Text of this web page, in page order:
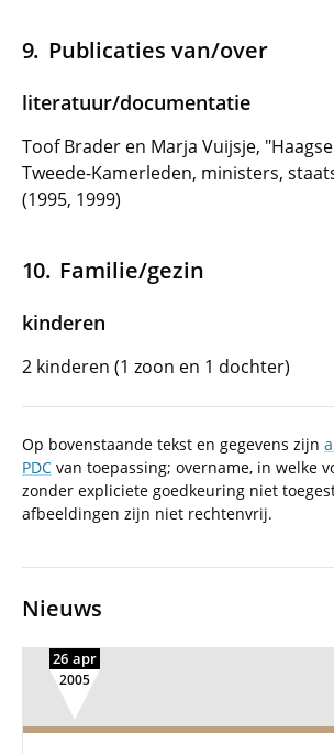
Publicaties van/over
literatuur/documentatie
Toof Brader en Marja Vuijsje,
Tweede-Kamerleden, ministers,
(1995, 1999)
Familie/gezin
kinderen
2 kinderen (1 zoon en 1 dochter)
Op bovenstaande tekst en gegevens zijn
PDC van toepassing; overname, in welke
zonder expliciete goedkeuring niet
afbeeldingen zijn niet rechtenvrij.
Nieuws
26 apr
2005